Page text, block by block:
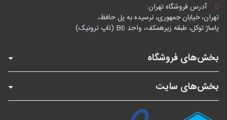
آدرس فروشگاه تهران:
تهران، خیابان جمهوری، نرسیده به پل حافظ،
پاساژ توکل، طبقه زیرهمکف، واحد B6 (تاپ ترونیک)
بخش‌های فروشگاه
بخش‌های سایت